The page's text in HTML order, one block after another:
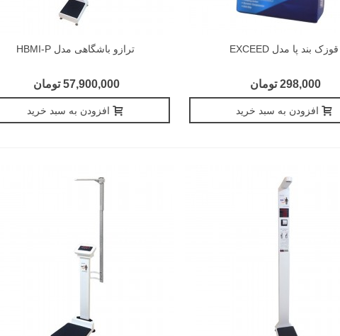
قوزک بند پا مدل EXCEED
298,000 تومان
افزودن به سبد خرید
ترازو باشگاهی مدل HBMI-P
57,900,000 تومان
افزودن به سبد خرید